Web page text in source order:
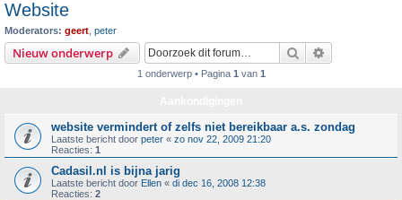
Website
Moderators: geert peter
Nieuw onderwerp Zoek
1 onderwerp • Pagina 1 van 1
website vermindert of zelfs niet bereikbaar a.s. zondag
Laatste bericht door peter « zo nov 22, 2009 21:20
Reacties: 1
Cadasil.nl is bijna jarig
Laatste bericht door Ellen « di dec 16, 2008 12:38
Reacties: 2